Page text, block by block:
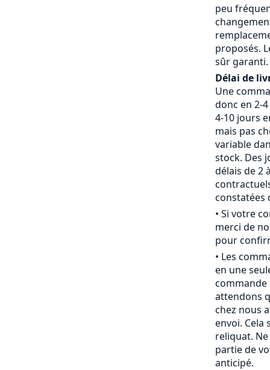
peu
proposés.
sûr garanti.
Délai de
Une
donc en 2-
4-10 jours
mais pas
variable
stock. Des
délais de 2
constatées
• Si votre
merci de
pour
• Les
en une
attendons
chez nous
envoi. Cela
reliquat.
partie de
anticipé.